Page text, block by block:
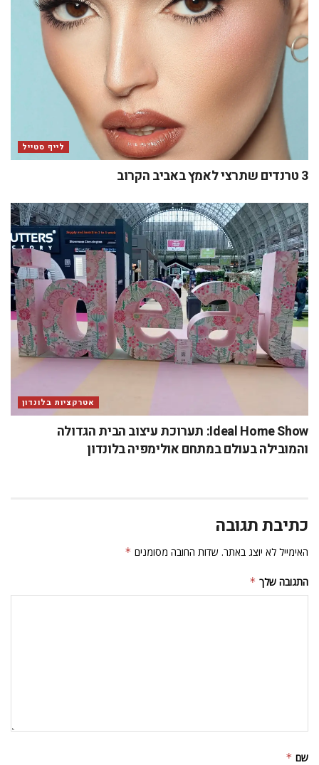
לייף סטייל
3 טרנדים שתרצי לאמץ באביב הקרוב
אטרקציות בלונדון
Ideal Home Show: תערוכת עיצוב הבית הגדולה
והמובילה בעולם במתחם אולימפיה בלונדון
כתיבת תגובה
האימייל לא יוצג באתר. שדות החובה מסומנים *
התגובה שלך *
שם *